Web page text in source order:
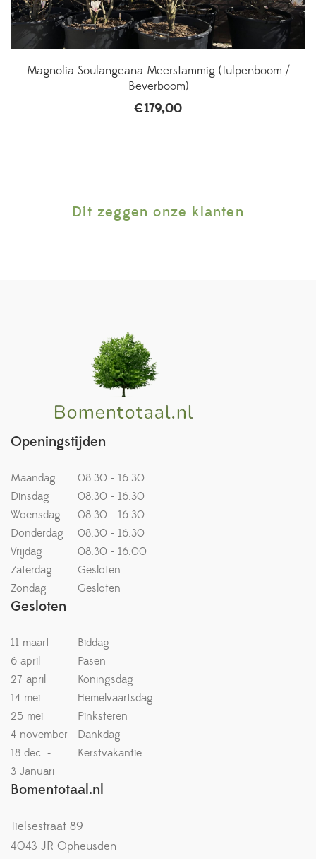
Magnolia Soulangeana Meerstammig (Tulpenboom /
Beverboom)
€179,00
Dit zeggen onze klanten
Openingstijden
Maandag
08.30 - 16.30
Dinsdag
08.30 - 16.30
Woensdag
08.30 - 16.30
Donderdag
08.30 - 16.30
Vrijdag
08.30 - 16.00
Zaterdag
Gesloten
Zondag
Gesloten
Gesloten
11 maart
Biddag
6 april
Pasen
27 april
Koningsdag
14 mei
Hemelvaartsdag
25 mei
Pinksteren
4 november
Dankdag
18 dec. -
Kerstvakantie
3 Januari
Bomentotaal.nl
Tielsestraat 89
4043 JR Opheusden